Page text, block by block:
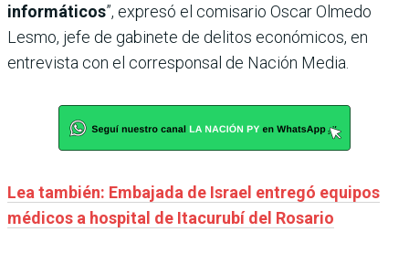
informáticos”, expresó el comisario Oscar Olmedo
Lesmo, jefe de gabinete de delitos económicos, en
entrevista con el corresponsal de Nación Media.
Lea también: Embajada de Israel entregó equipos
médicos a hospital de Itacurubí del Rosario